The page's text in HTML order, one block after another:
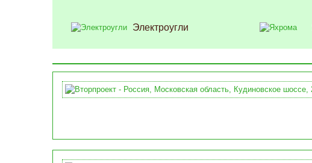
Электроугли